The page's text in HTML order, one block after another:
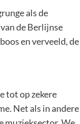
als de
de Berlijnse
en verveeld, de
tot op zekere
Net als in andere